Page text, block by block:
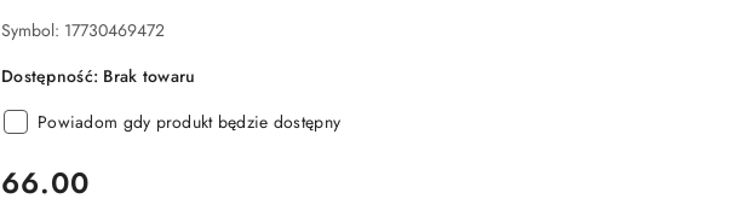
Symbol: 17730469472
Dostępność: Brak towaru
Powiadom gdy produkt będzie dostępny
cena:
66.00